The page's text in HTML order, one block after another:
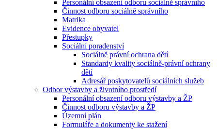
Personální obsazení odboru sociálně správního
Činnost odboru sociálně správního
Matrika
Evidence obyvatel
Přestupky
Sociální poradenství
Sociálně právní ochrana dětí
Standardy kvality sociálně-právní ochrany
dětí
Adresář poskytovatelů sociálních služeb
Odbor výstavby a životního prostředí
Personální obsazení odboru výstavby a ŽP
Činnost odboru výstavby a ŽP
Územní plán
Formuláře a dokumenty ke stažení